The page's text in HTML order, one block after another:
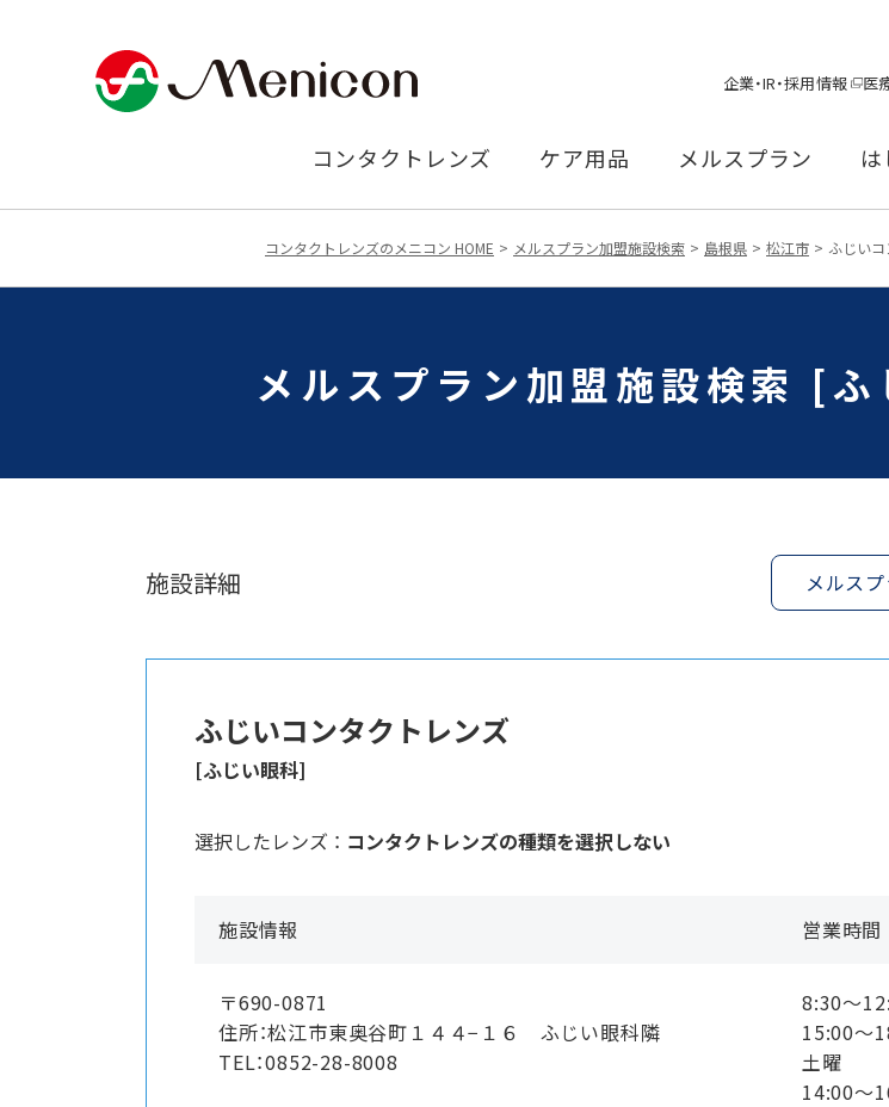
企業・IR・採用情報 医
コンタクトレンズ ケア用品 メルスプラン
コンタクトレンズのメニコン HOME メルスプラン加盟施設検索 島根県 松江市 ふじい
メルスプラン加盟施設検索 [
施設詳細 メルス
ふじいコンタクトレンズ
[ふじい眼科]
選択したレンズ ： コンタクトレンズの種類を選択しない
施設情報
〒690-0871
住所：松江市東奥谷町１４４−１６ ふじい眼科隣
TEL：0852-28-8008
営業時間
8:30〜
15:00〜
土曜
14:00〜